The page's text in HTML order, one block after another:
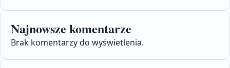
Najnowsze komentarze
Brak komentarzy do wyświetlenia.